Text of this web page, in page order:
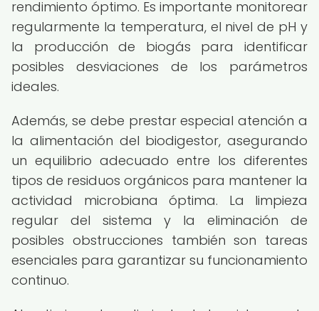
rendimiento óptimo. Es importante monitorear
regularmente la temperatura, el nivel de pH y
la producción de biogás para identificar
posibles desviaciones de los parámetros
ideales.
Además, se debe prestar especial atención a
la alimentación del biodigestor, asegurando
un equilibrio adecuado entre los diferentes
tipos de residuos orgánicos para mantener la
actividad microbiana óptima. La limpieza
regular del sistema y la eliminación de
posibles obstrucciones también son tareas
esenciales para garantizar su funcionamiento
continuo.